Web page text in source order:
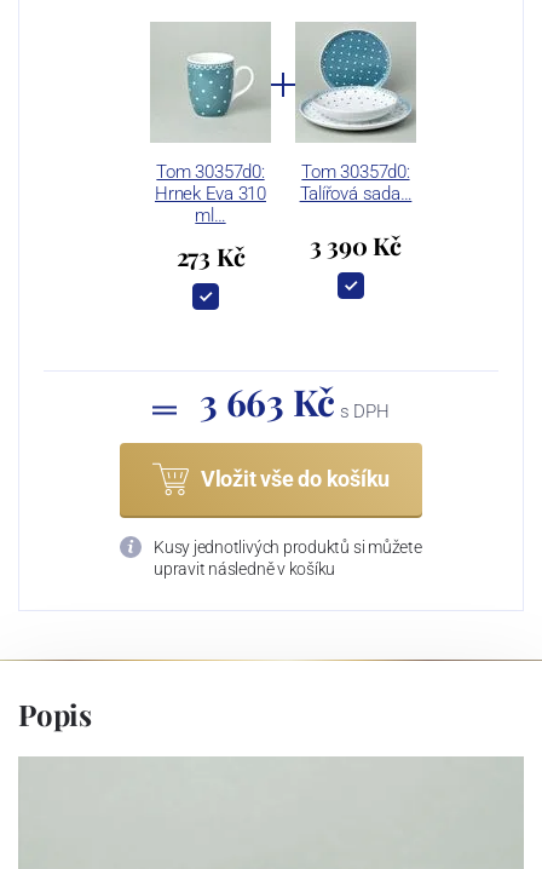
Tom 30357d0:
Hrnek Eva 310
ml…
273 Kč
Tom 30357d0:
Talířová sada…
3 390 Kč
3 663 Kč s DPH
Vložit vše do košíku
Kusy jednotlivých produktů si můžete
upravit následně v košíku
Popis